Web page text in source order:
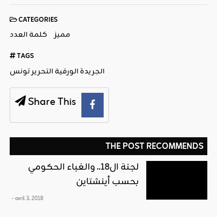
CATEGORIES
كلمة العدد مميز
TAGS
الجريدة الورقية التحرير تونس
Share This
THE POST RECOMMENDS
لجنة ال18.. والغباء الحكومي
بحسب أينشتاين
- avril 3, 2018